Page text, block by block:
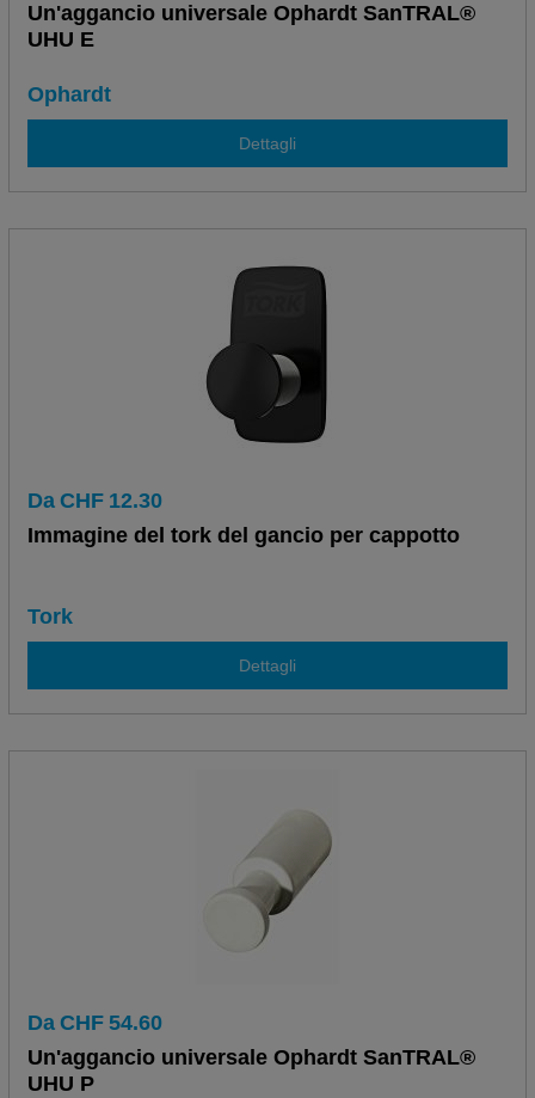
Un'aggancio universale Ophardt SanTRAL®
UHU E
Ophardt
Dettagli
Da CHF 12.30
Immagine del tork del gancio per cappotto
Tork
Dettagli
Da CHF 54.60
Un'aggancio universale Ophardt SanTRAL®
UHU P